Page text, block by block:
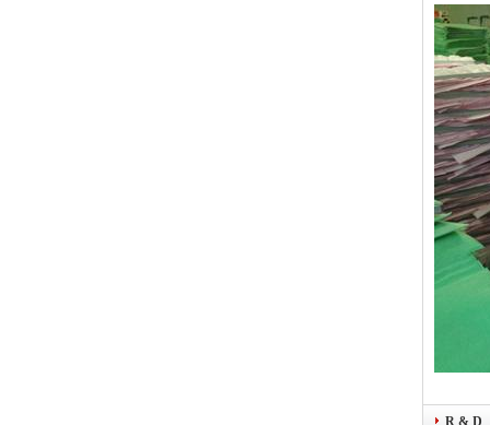
R & D